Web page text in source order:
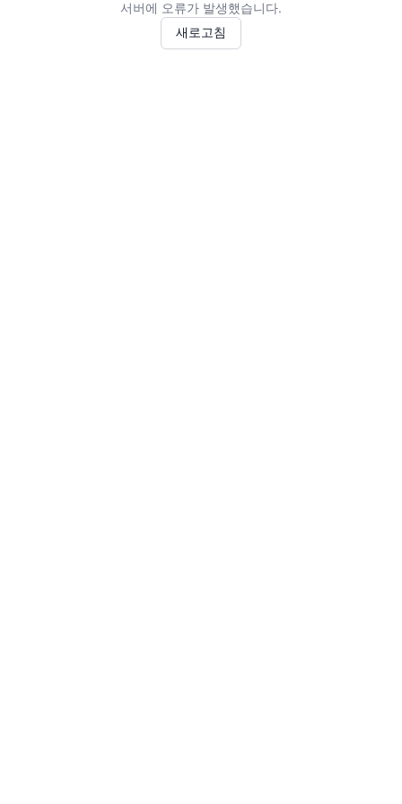
서버에 오류가 발생했습니다.
새로고침